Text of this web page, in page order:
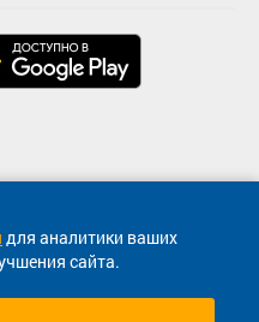
для аналитики ваших
сайта.